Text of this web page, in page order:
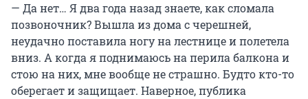
— Да нет… Я два года назад знаете, как сломала
позвоночник? Вышла из дома с черешней,
неудачно поставила ногу на лестнице и полетела
вниз. А когда я поднимаюсь на перила балкона и
стою на них, мне вообще не страшно. Будто кто-то
оберегает и защищает. Наверное, публика